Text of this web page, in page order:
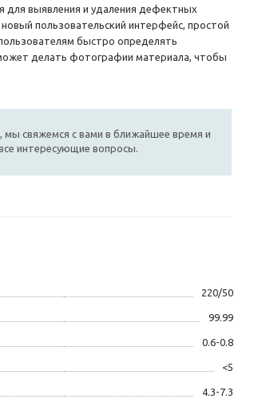
выявления и удаления дефектных
пользовательский интерфейс, простой
быстро определять
делать фотографии материала, чтобы
мы свяжемся с вами в ближайшее время и
интересующие вопросы.
220/50
99.99
0.6-0.8
<5
4.3-7.3